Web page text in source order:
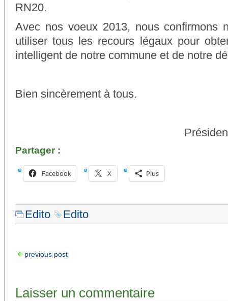
RN20.
Avec nos voeux 2013, nous confirmons
utiliser tous les recours légaux pour
intelligent de notre commune et de notre
Bien sincèrement à tous.
Partager :
Facebook X Plus
Edito Edito
previous post
Laisser un commentaire